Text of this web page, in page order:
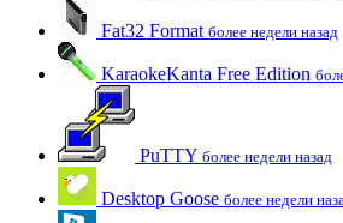
Fat32 Format более недели назад
KaraokeKanta Free Edition
PuTTY более недели назад
Desktop Goose более недели